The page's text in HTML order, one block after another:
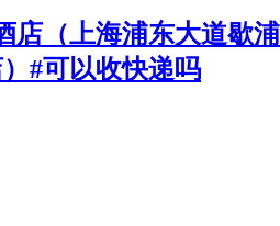
店（上海浦东大道歇浦
#可以收快递吗